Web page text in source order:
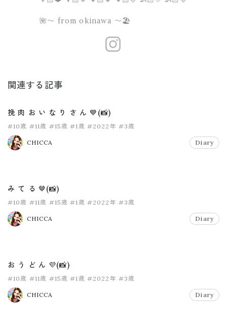
🌺〜 from okinawa 〜🏖
関連する記事
挽 肉 お い な り さ ん 💙(📸)
#10歳 #11歳 #15歳 #1歳 #2022年 #3歳
CHICCA Diary
み て る 🤎(📸)
#10歳 #11歳 #15歳 #1歳 #2022年 #3歳
CHICCA Diary
お う ど ん 💜(📸)
#10歳 #11歳 #15歳 #1歳 #2022年 #3歳
CHICCA Diary